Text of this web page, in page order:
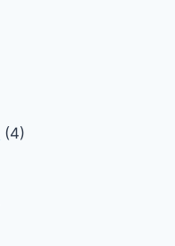
(4)